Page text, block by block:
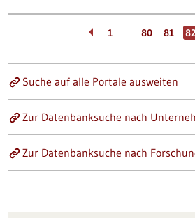
1 … 80 81 82
Suche auf alle Portale ausweiten
Zur Datenbanksuche nach
Zur Datenbanksuche nach